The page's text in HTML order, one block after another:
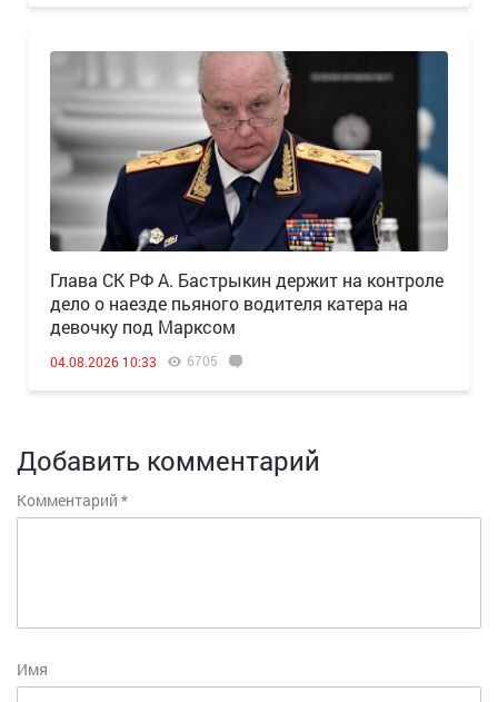
Глава СК РФ А. Бастрыкин держит на контроле
дело о наезде пьяного водителя катера на
девочку под Марксом
04.08.2026 10:33 6705
Добавить комментарий
Комментарий *
Имя